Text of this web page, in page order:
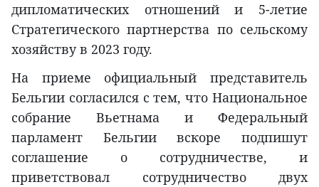
дипломатических отношений и 5-летие
Стратегического партнерства по сельскому
хозяйству в 2023 году.
На приеме официальный представитель
Бельгии согласился с тем, что Национальное
собрание Вьетнама и Федеральный
парламент Бельгии вскоре подпишут
соглашение о сотрудничестве, и
приветствовал сотрудничество двух